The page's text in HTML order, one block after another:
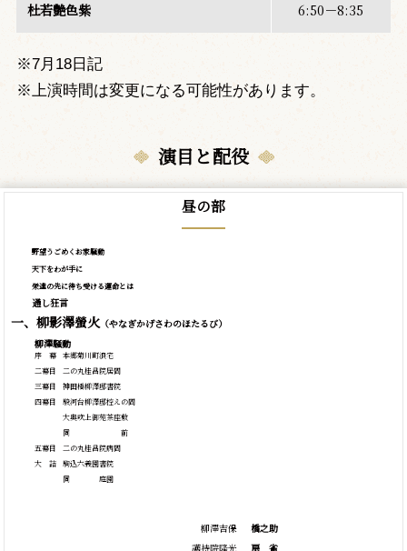
杜若艶色紫 6:50－8:35
※7月18日記
※上演時間は変更になる可能性があります。
演目と配役
昼の部
野望うごめくお家騒動
天下をわが手に
栄達の先に待ち受ける運命とは
通し狂言
一、柳影澤螢火（やなぎかげさわのほたるび）
柳澤騒動
序 幕
二幕目
三幕目
四幕目
五幕目
大 詰
本郷菊川町浪宅
二の丸桂昌院居間
神田橋柳澤邸書院
駿河台柳澤邸控えの間
大奥吹上御苑茶座敷
同 前
二の丸桂昌院病間
駒込六義園書院
同 庭園
柳澤吉保
護持院隆光
橋之助
扇
雀